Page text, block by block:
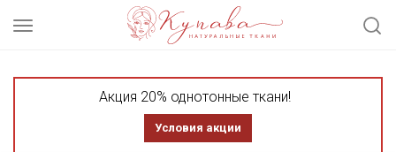
Акция 20% однотонные ткани!
Условия акции